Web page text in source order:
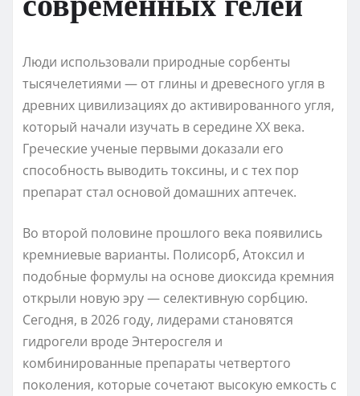
Люди использовали природные сорбенты
тысячелетиями — от глины и древесного угля в
древних цивилизациях до активированного угля,
который начали изучать в середине XX века.
Греческие ученые первыми доказали его
способность выводить токсины, и с тех пор
препарат стал основой домашних аптечек.
Во второй половине прошлого века появились
кремниевые варианты. Полисорб, Атоксил и
подобные формулы на основе диоксида кремния
открыли новую эру — селективную сорбцию.
Сегодня, в 2026 году, лидерами становятся
гидрогели вроде Энтеросгеля и
комбинированные препараты четвертого
поколения, которые сочетают высокую емкость с